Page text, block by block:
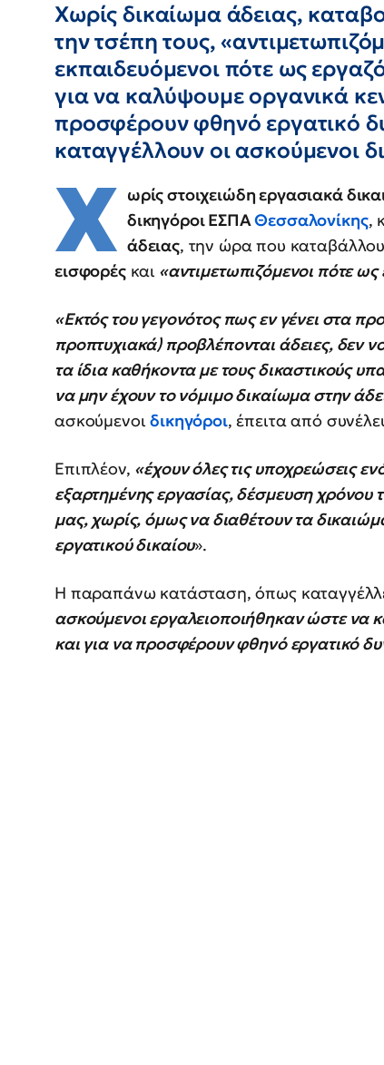
Χωρίς δικαίωμα άδειας,
την τσέπη τους,
εκπαιδευόμενοι πότε ως
για να καλύψουμε οργανικά
προσφέρουν φθηνό εργατικό
καταγγέλλουν οι ασκούμενοι
Χ ωρίς στοιχειώδη εργασιακά
δικηγόροι ΕΣΠΑΘεσσαλονίκης,
άδειας, την ώρα που
εισφορέςκαι «αντιμετωπιζόμενοι πότε
«Εκτός του γεγονότος πως εν γένει στα
προπτυχιακά) προβλέπονται άδειες, δεν
τα ίδια καθήκοντα με τους δικαστικούς
να μην έχουν το νόμιμο δικαίωμα στην
ασκούμενοιδικηγόροι, έπειτα από
Επιπλέον, «έχουν όλες τις υποχρεώσεις
εξαρτημένης εργασίας, δέσμευση χρόνου
μας, χωρίς, όμως να διαθέτουν τα
εργατικού δικαίου».
Η παραπάνω κατάσταση, όπως
ασκούμενοι εργαλειοποιήθηκαν ώστε να
και για να προσφέρουν φθηνό εργατικό